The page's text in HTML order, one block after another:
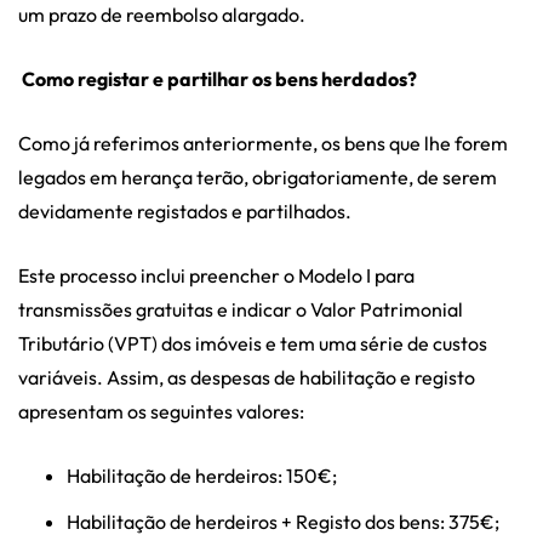
um prazo de reembolso alargado.
Como registar e partilhar os bens herdados?
Como já referimos anteriormente, os bens que lhe forem
legados em herança terão, obrigatoriamente, de serem
devidamente registados e partilhados.
Este processo inclui preencher o Modelo I para
transmissões gratuitas e indicar o Valor Patrimonial
Tributário (VPT) dos imóveis e tem uma série de custos
variáveis. Assim, as despesas de habilitação e registo
apresentam os seguintes valores:
Habilitação de herdeiros: 150€;
Habilitação de herdeiros + Registo dos bens: 375€;